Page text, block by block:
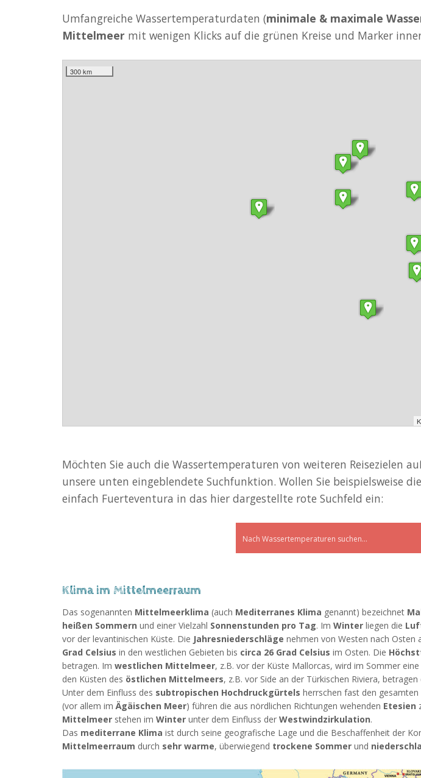
Umfangreiche Wassertemperaturdaten (minimale & maximale
Mittelmeer mit wenigen Klicks auf die grünen Kreise und Marker
300 km
Möchten Sie auch die Wassertemperaturen von weiteren Reisezielen
unsere unten eingeblendete Suchfunktion. Wollen Sie beispielsweise
einfach Fuerteventura in das hier dargestellte rote Suchfeld ein:
Klima im Mittelmeerraum
Das sogenannten Mittelmeerklima (auch Mediterranes Klima genannt) bezeichnet
heißen Sommern und einer Vielzahl Sonnenstunden pro Tag. Im Winter liegen die
vor der levantinischen Küste. Die Jahresniederschläge nehmen von Westen nach Osten
Grad Celsius in den westlichen Gebieten bis circa 26 Grad Celsius im Osten. Die
betragen. Im westlichen Mittelmeer, z.B. vor der Küste Mallorcas, wird im Sommer eine
den Küsten des östlichen Mittelmeers, z.B. vor Side an der Türkischen Riviera, betragen
Unter dem Einfluss des subtropischen Hochdruckgürtels herrschen fast den gesamten
(vor allem imÄgäischen Meer) führen die aus nördlichen Richtungen wehenden Etesien
Mittelmeer stehen im Winter unter dem Einfluss der Westwindzirkulation.
Das mediterrane Klima ist durch seine geografische Lage und die Beschaffenheit der
Mittelmeerraum durch sehr warme, überwiegend trockene Sommer und